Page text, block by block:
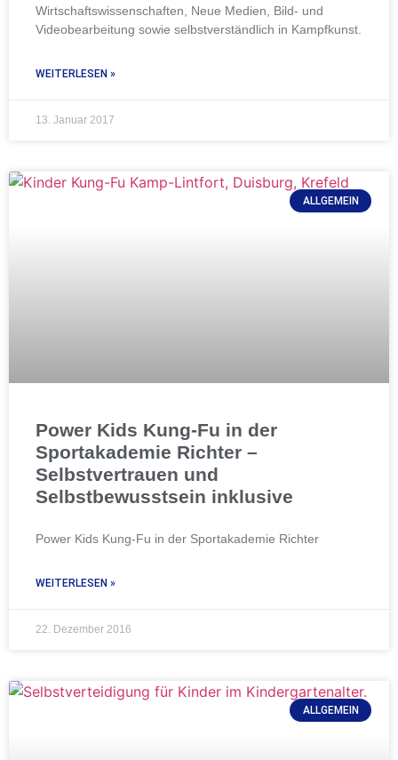
Wirtschaftswissenschaften, Neue Medien, Bild- und
Videobearbeitung sowie selbstverständlich in Kampfkunst.
WEITERLESEN »
13. Januar 2017
ALLGEMEIN
Power Kids Kung-Fu in der
Sportakademie Richter –
Selbstvertrauen und
Selbstbewusstsein inklusive
Power Kids Kung-Fu in der Sportakademie Richter
WEITERLESEN »
22. Dezember 2016
ALLGEMEIN